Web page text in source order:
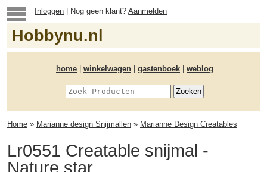
Inloggen | Nog geen klant?Aanmelden
Hobbynu.nl
home winkelwagen gastenboek weblog
Home » Marianne design Snijmallen » Marianne Design Creatables
Lr0551 Creatable snijmal -
Nature star